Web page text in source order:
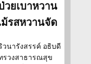
ยเบาหวาน
ม้รสหวานจัด
วนารังสรรค์ อธิบดี
รวงสาธารณสุข